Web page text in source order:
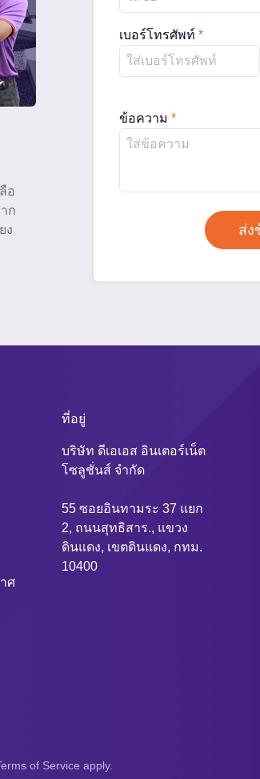
เบอร์โทรศัพท์ *
ข้อความ *
อ
ก
ง
ศ
ที่อยู่
บริษัท ดีเอเอส อินเตอร์เน็ต
โซลูชั่นส์ จำกัด
55 ซอยอินทามระ 37 แยก
2, ถนนสุทธิสาร., แขวง
ดินแดง, เขตดินแดง, กทม.
10400
of Service apply.